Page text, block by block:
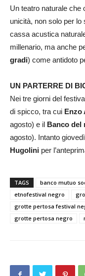
Un teatro naturale che
unicità, non solo per lo
cassa acustica
millenario, ma anche
gradi) come antidoto
UN PARTERRE DI
Nei tre giorni del
di spicco, tra cui Enzo
agosto) e il Banco del
agosto). Intanto
Hugolini per
TAGS banco mutuo
etnofestival negro
grotte pertosa festival
grotte pertosa negro